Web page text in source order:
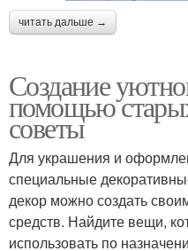
читать дальше →
Создание
помощью
советы
Для украшения и
специальные
декор можно создать
средств. Найдите вещи,
использовать по